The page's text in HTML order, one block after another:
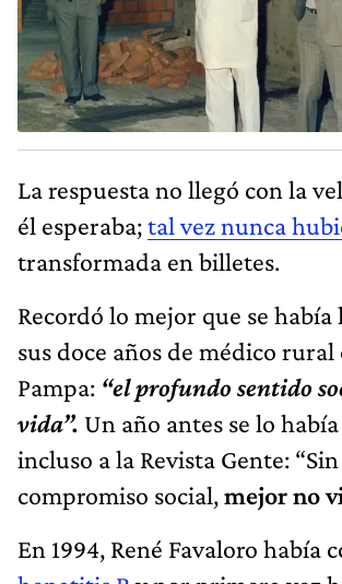
La respuesta no llegó con la
él esperaba;tal vez nunca
Recordó lo mejor que se había
sus doce años de médico rural
vida”.Un año antes se lo
incluso a la Revista Gente: “Sin
compromiso social,mejor no
En 1994, René Favaloro había
hepatitis By por primera vez
recuperó y tiempo después